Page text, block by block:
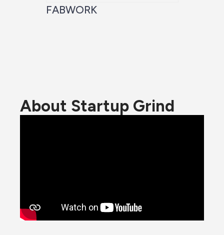
FABWORK
About Startup Grind